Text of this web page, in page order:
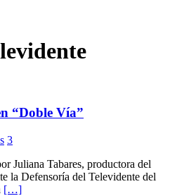
“Doble Vía”
3
Juliana Tabares, productora del
la Defensoría del Televidente del
[…]